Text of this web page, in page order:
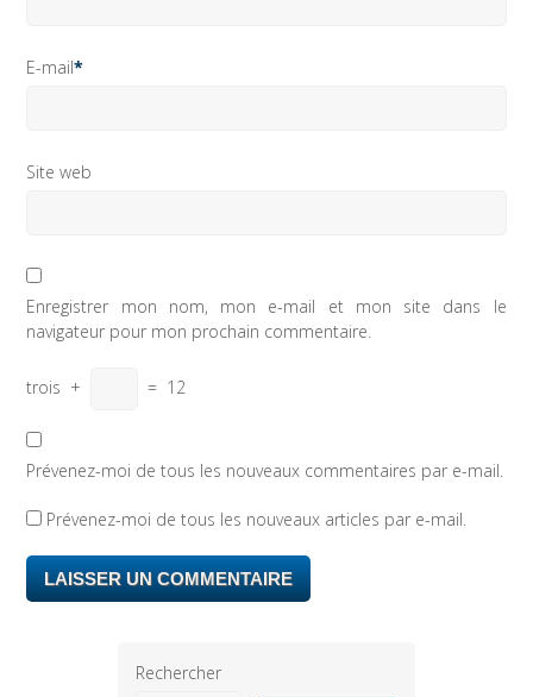
E-mail*
Site web
Enregistrer mon nom, mon e-mail et mon site dans le
navigateur pour mon prochain commentaire.
trois + = 12
Prévenez-moi de tous les nouveaux commentaires par e-mail.
Prévenez-moi de tous les nouveaux articles par e-mail.
Rechercher